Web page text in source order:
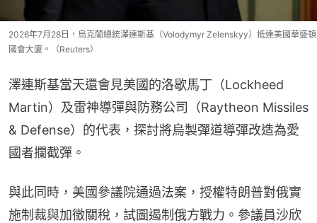
2026年7月28日，烏克蘭總統澤連斯基（Volodymyr Zelenskyy）抵達美國華盛頓
國會大廈。（Reuters）
澤連斯基當天還會見美國的洛歇馬丁（Lockheed
Martin）及雷神導彈與防務公司（Raytheon Missiles
& Defense）的代表，探討將烏製彈道導彈改造為愛
國者攔截彈。
與此同時，美國參議院通過法案，授權特朗普對俄實
施制裁與加徵關稅，試圖遏制俄方戰力。參議員沙欣